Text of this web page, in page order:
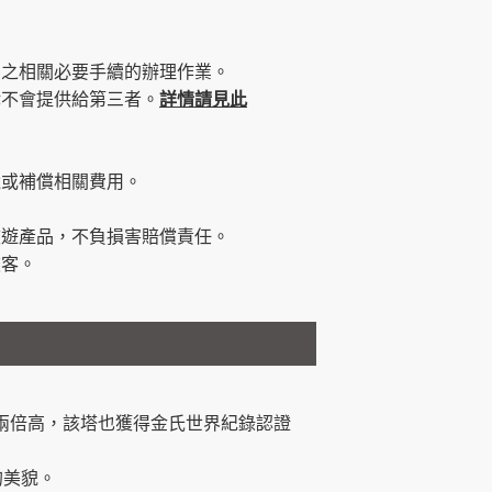
相關必要手續的辦理作業。
會提供給第三者。 詳情請見此
補償相關費用。
產品，不負損害賠償責任。
。
倍高，該塔也獲得金氏世界紀錄認證
貌。